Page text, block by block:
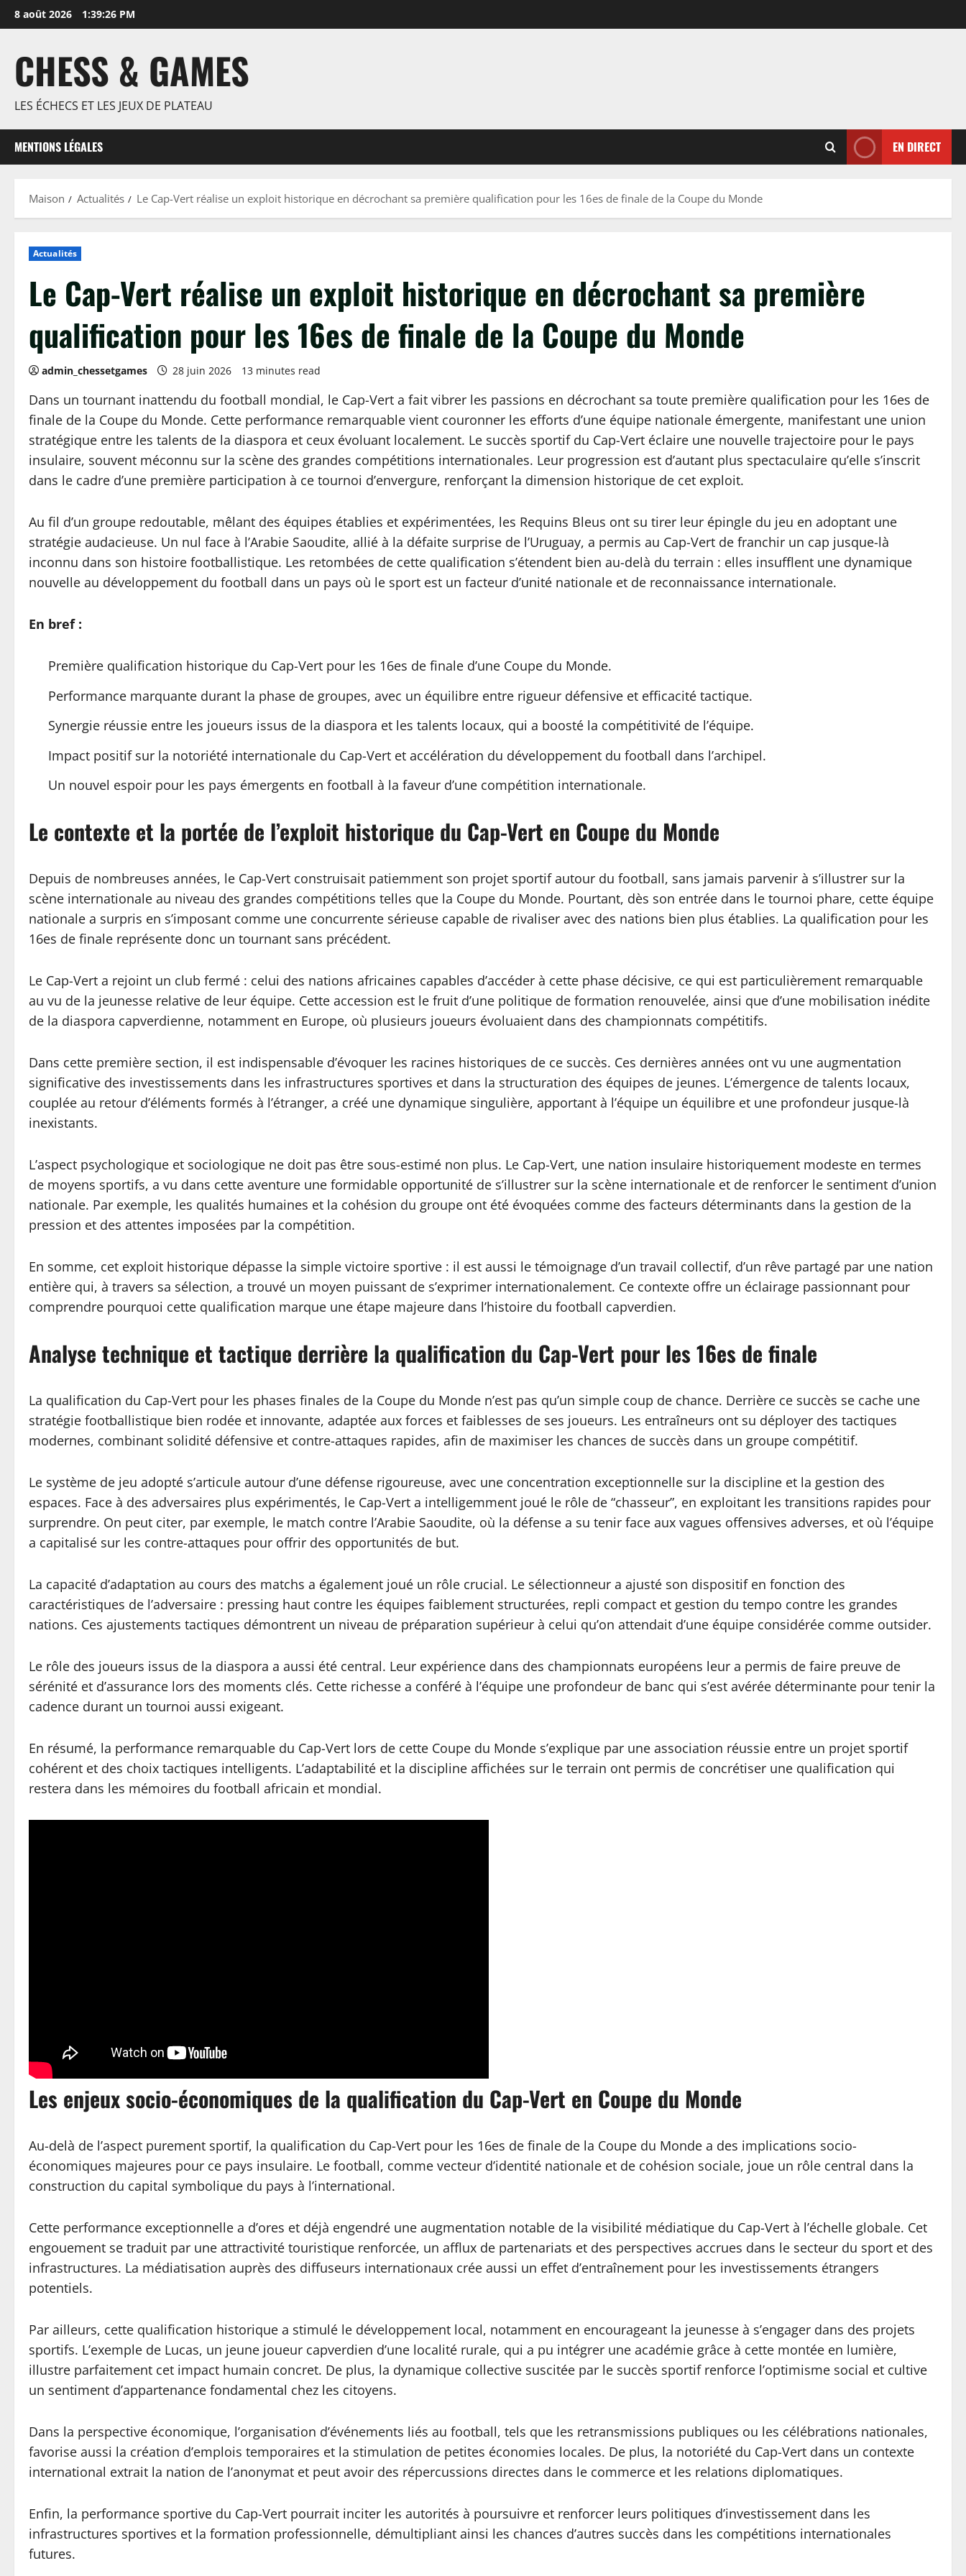
Passer
au
8 août 2026 1:39:27 PM
CHESS & GAMES
LES ÉCHECS ET LES JEUX DE PLATEAU
MENTIONS LÉGALES EN DIRECT
Maison Actualités Le Cap-Vert réalise un exploit historique en décrochant sa première qualification pour les 16es de finale de la Coupe du Monde
Actualités
Le Cap-Vert réalise un exploit historique en décrochant sa première
qualification pour les 16es de finale de la Coupe du Monde
admin_chessetgames 28 juin 2026 13 minutes read
Dans un tournant inattendu du football mondial, le Cap-Vert a fait vibrer les passions en décrochant sa toute première qualification pour les 16es de
finale de la Coupe du Monde. Cette performance remarquable vient couronner les efforts d’une équipe nationale émergente, manifestant une union
stratégique entre les talents de la diaspora et ceux évoluant localement. Le succès sportif du Cap-Vert éclaire une nouvelle trajectoire pour le pays
insulaire, souvent méconnu sur la scène des grandes compétitions internationales. Leur progression est d’autant plus spectaculaire qu’elle s’inscrit
dans le cadre d’une première participation à ce tournoi d’envergure, renforçant la dimension historique de cet exploit.
Au fil d’un groupe redoutable, mêlant des équipes établies et expérimentées, les Requins Bleus ont su tirer leur épingle du jeu en adoptant une
stratégie audacieuse. Un nul face à l’Arabie Saoudite, allié à la défaite surprise de l’Uruguay, a permis au Cap-Vert de franchir un cap jusque-là
inconnu dans son histoire footballistique. Les retombées de cette qualification s’étendent bien au-delà du terrain : elles insufflent une dynamique
nouvelle au développement du football dans un pays où le sport est un facteur d’unité nationale et de reconnaissance internationale.
En bref :
Première qualification historique du Cap-Vert pour les 16es de finale d’une Coupe du Monde.
Performance marquante durant la phase de groupes, avec un équilibre entre rigueur défensive et efficacité tactique.
Synergie réussie entre les joueurs issus de la diaspora et les talents locaux, qui a boosté la compétitivité de l’équipe.
Impact positif sur la notoriété internationale du Cap-Vert et accélération du développement du football dans l’archipel.
Un nouvel espoir pour les pays émergents en football à la faveur d’une compétition internationale.
Le contexte et la portée de l’exploit historique du Cap-Vert en Coupe du Monde
Depuis de nombreuses années, le Cap-Vert construisait patiemment son projet sportif autour du football, sans jamais parvenir à s’illustrer sur la
scène internationale au niveau des grandes compétitions telles que la Coupe du Monde. Pourtant, dès son entrée dans le tournoi phare, cette équipe
nationale a surpris en s’imposant comme une concurrente sérieuse capable de rivaliser avec des nations bien plus établies. La qualification pour les
16es de finale représente donc un tournant sans précédent.
Le Cap-Vert a rejoint un club fermé : celui des nations africaines capables d’accéder à cette phase décisive, ce qui est particulièrement remarquable
au vu de la jeunesse relative de leur équipe. Cette accession est le fruit d’une politique de formation renouvelée, ainsi que d’une mobilisation inédite
de la diaspora capverdienne, notamment en Europe, où plusieurs joueurs évoluaient dans des championnats compétitifs.
Dans cette première section, il est indispensable d’évoquer les racines historiques de ce succès. Ces dernières années ont vu une augmentation
significative des investissements dans les infrastructures sportives et dans la structuration des équipes de jeunes. L’émergence de talents locaux,
couplée au retour d’éléments formés à l’étranger, a créé une dynamique singulière, apportant à l’équipe un équilibre et une profondeur jusque-là
inexistants.
L’aspect psychologique et sociologique ne doit pas être sous-estimé non plus. Le Cap-Vert, une nation insulaire historiquement modeste en termes
de moyens sportifs, a vu dans cette aventure une formidable opportunité de s’illustrer sur la scène internationale et de renforcer le sentiment d’union
nationale. Par exemple, les qualités humaines et la cohésion du groupe ont été évoquées comme des facteurs déterminants dans la gestion de la
pression et des attentes imposées par la compétition.
En somme, cet exploit historique dépasse la simple victoire sportive : il est aussi le témoignage d’un travail collectif, d’un rêve partagé par une nation
entière qui, à travers sa sélection, a trouvé un moyen puissant de s’exprimer internationalement. Ce contexte offre un éclairage passionnant pour
comprendre pourquoi cette qualification marque une étape majeure dans l’histoire du football capverdien.
Analyse technique et tactique derrière la qualification du Cap-Vert pour les 16es de finale
La qualification du Cap-Vert pour les phases finales de la Coupe du Monde n’est pas qu’un simple coup de chance. Derrière ce succès se cache une
stratégie footballistique bien rodée et innovante, adaptée aux forces et faiblesses de ses joueurs. Les entraîneurs ont su déployer des tactiques
modernes, combinant solidité défensive et contre-attaques rapides, afin de maximiser les chances de succès dans un groupe compétitif.
Le système de jeu adopté s’articule autour d’une défense rigoureuse, avec une concentration exceptionnelle sur la discipline et la gestion des
espaces. Face à des adversaires plus expérimentés, le Cap-Vert a intelligemment joué le rôle de “chasseur”, en exploitant les transitions rapides pour
surprendre. On peut citer, par exemple, le match contre l’Arabie Saoudite, où la défense a su tenir face aux vagues offensives adverses, et où l’équipe
a capitalisé sur les contre-attaques pour offrir des opportunités de but.
La capacité d’adaptation au cours des matchs a également joué un rôle crucial. Le sélectionneur a ajusté son dispositif en fonction des
caractéristiques de l’adversaire : pressing haut contre les équipes faiblement structurées, repli compact et gestion du tempo contre les grandes
nations. Ces ajustements tactiques démontrent un niveau de préparation supérieur à celui qu’on attendait d’une équipe considérée comme outsider.
Le rôle des joueurs issus de la diaspora a aussi été central. Leur expérience dans des championnats européens leur a permis de faire preuve de
sérénité et d’assurance lors des moments clés. Cette richesse a conféré à l’équipe une profondeur de banc qui s’est avérée déterminante pour tenir la
cadence durant un tournoi aussi exigeant.
En résumé, la performance remarquable du Cap-Vert lors de cette Coupe du Monde s’explique par une association réussie entre un projet sportif
cohérent et des choix tactiques intelligents. L’adaptabilité et la discipline affichées sur le terrain ont permis de concrétiser une qualification qui
restera dans les mémoires du football africain et mondial.
Les enjeux socio-économiques de la qualification du Cap-Vert en Coupe du Monde
Au-delà de l’aspect purement sportif, la qualification du Cap-Vert pour les 16es de finale de la Coupe du Monde a des implications socio-
économiques majeures pour ce pays insulaire. Le football, comme vecteur d’identité nationale et de cohésion sociale, joue un rôle central dans la
construction du capital symbolique du pays à l’international.
Cette performance exceptionnelle a d’ores et déjà engendré une augmentation notable de la visibilité médiatique du Cap-Vert à l’échelle globale. Cet
engouement se traduit par une attractivité touristique renforcée, un afflux de partenariats et des perspectives accrues dans le secteur du sport et des
infrastructures. La médiatisation auprès des diffuseurs internationaux crée aussi un effet d’entraînement pour les investissements étrangers
potentiels.
Par ailleurs, cette qualification historique a stimulé le développement local, notamment en encourageant la jeunesse à s’engager dans des projets
sportifs. L’exemple de Lucas, un jeune joueur capverdien d’une localité rurale, qui a pu intégrer une académie grâce à cette montée en lumière,
illustre parfaitement cet impact humain concret. De plus, la dynamique collective suscitée par le succès sportif renforce l’optimisme social et cultive
un sentiment d’appartenance fondamental chez les citoyens.
Dans la perspective économique, l’organisation d’événements liés au football, tels que les retransmissions publiques ou les célébrations nationales,
favorise aussi la création d’emplois temporaires et la stimulation de petites économies locales. De plus, la notoriété du Cap-Vert dans un contexte
international extrait la nation de l’anonymat et peut avoir des répercussions directes dans le commerce et les relations diplomatiques.
Enfin, la performance sportive du Cap-Vert pourrait inciter les autorités à poursuivre et renforcer leurs politiques d’investissement dans les
infrastructures sportives et la formation professionnelle, démultipliant ainsi les chances d’autres succès dans les compétitions internationales
futures.